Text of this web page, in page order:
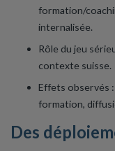
formation/
internalisée.
Rôle du jeu
contexte suisse.
Effets observés
formation,
Des